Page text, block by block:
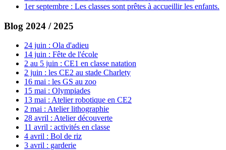
1er septembre : Les classes sont prêtes à accueillir les enfants.
Blog 2024 / 2025
24 juin : Ola d'adieu
14 juin : Fête de l'école
2 au 5 juin : CE1 en classe natation
2 juin : les CE2 au stade Charlety
16 mai : les GS au zoo
15 mai : Olympiades
13 mai : Atelier robotique en CE2
2 mai : Atelier lithographie
28 avril : Atelier découverte
11 avril : activités en classe
4 avril : Bol de riz
3 avril : garderie